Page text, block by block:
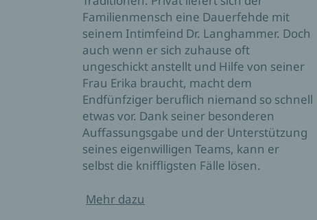
Familienmensch eine Dauerfehde mit
seinem Intimfeind Dr. Langhammer. Doch
auch wenn er sich zuhause oft
ungeschickt anstellt und Hilfe von seiner
Frau Erika braucht, macht dem
Endfünfziger beruflich niemand so schnell
etwas vor. Dank seiner besonderen
Auffassungsgabe und der Unterstützung
seines eigenwilligen Teams, kann er
selbst die kniffligsten Fälle lösen.
Mehr dazu